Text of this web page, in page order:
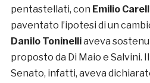
pentastellati, con Emilio
paventato l’ipotesi di un
Danilo Toninelliaveva
proposto da Di Maio e Salvini.
Senato, infatti, aveva